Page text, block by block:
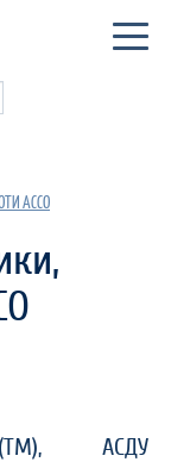
АССО
(ТМ), АСДУ